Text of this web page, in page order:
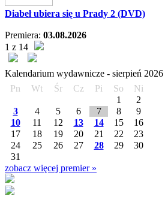
Diabeł ubiera się u Prady 2 (DVD)
Premiera: 03.08.2026
1 z 14
Kalendarium wydawnicze - sierpień 2026
Pn
Wt Śr Cz Pi So
Ni
1
2
3
4 5 6 7 8
9
10
11 12 13 14 15
16
17
18 19 20 21 22
23
24
25 26 27 28 29
30
31
zobacz więcej premier »